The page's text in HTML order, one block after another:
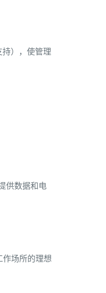
），使管理
供数据和电
作场所的理想